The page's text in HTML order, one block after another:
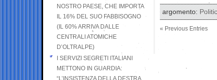
argomento:
« Previous Entries
NOSTRO PAESE, CHE IMPORTA
IL 16% DEL SUO FABBISOGNO
(IL 60% ARRIVA DALLE
CENTRALI ATOMICHE
D’OLTRALPE)
I SERVIZI SEGRETI ITALIANI
METTONO IN GUARDIA:
“L’INSISTENZA DELLA DESTRA